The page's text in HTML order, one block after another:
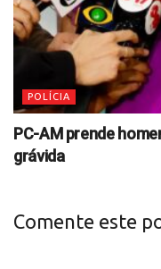
POLÍCIA
PC-AM prende
grávida
Comente este